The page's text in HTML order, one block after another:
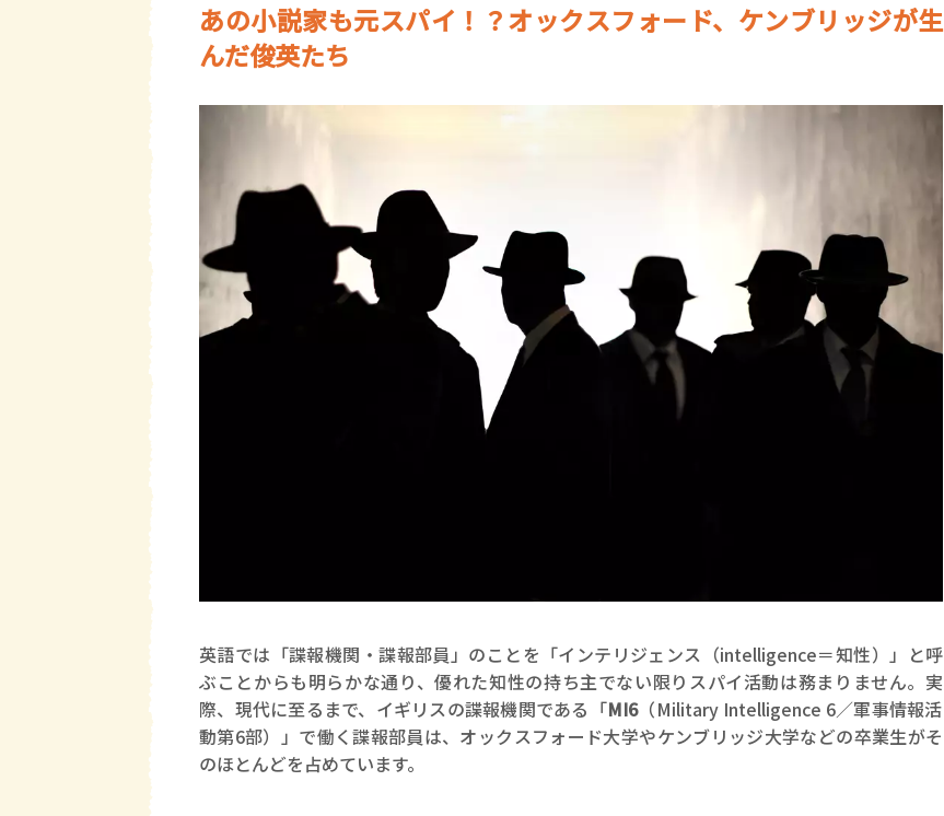
あの小説家も元スパイ！？オックスフォード、ケンブリッジが生
んだ俊英たち
英語では「諜報機関・諜報部員」のことを「インテリジェンス（intelligence＝知性）」と呼
ぶことからも明らかな通り、優れた知性の持ち主でない限りスパイ活動は務まりません。実
際、現代に至るまで、イギリスの諜報機関である「MI6（Military Intelligence 6／軍事情報活
動第6部）」で働く諜報部員は、オックスフォード大学やケンブリッジ大学などの卒業生がそ
のほとんどを占めています。